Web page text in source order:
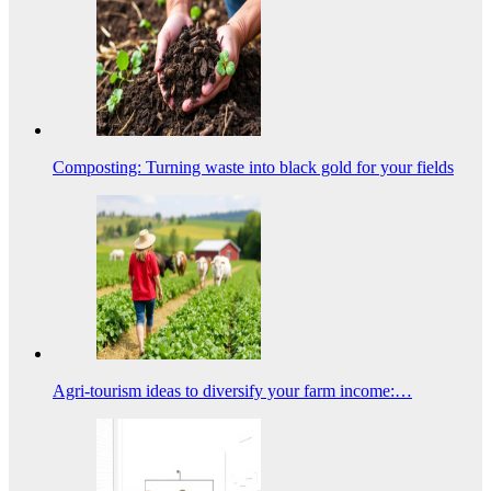
Composting: Turning waste into black gold for your fields
Agri-tourism ideas to diversify your farm income:…